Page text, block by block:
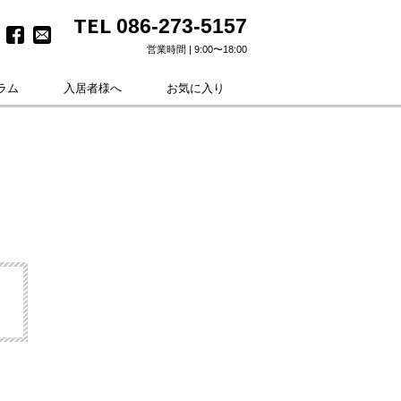
TEL 086-273-5157
営業時間 | 9:00〜18:00
ム 入居者様へ お気に入り